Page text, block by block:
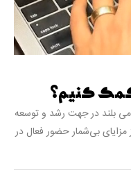
کمک کنیم؟
بلند در جهت رشد و توسعه
بی‌شمار حضور فعال در